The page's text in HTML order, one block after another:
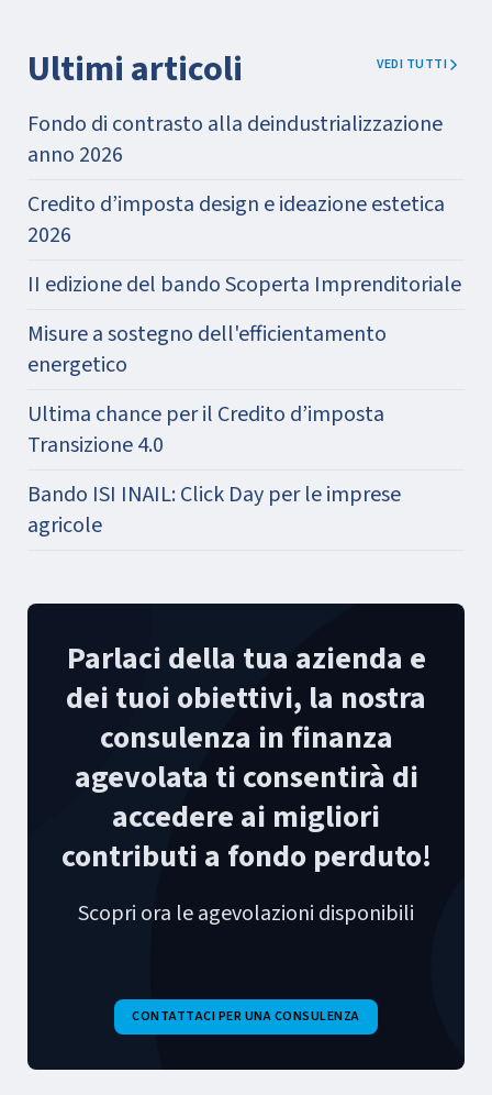
Ultimi articoli VEDI TUTTI
Fondo di contrasto alla deindustrializzazione
anno 2026
Credito d’imposta design e ideazione estetica
2026
II edizione del bando Scoperta Imprenditoriale
Misure a sostegno dell'efficientamento
energetico
Ultima chance per il Credito d’imposta
Transizione 4.0
Bando ISI INAIL: Click Day per le imprese
agricole
Parlaci della tua azienda e
dei tuoi obiettivi, la nostra
consulenza in finanza
agevolata ti consentirà di
accedere ai migliori
contributi a fondo perduto!
Scopri ora le agevolazioni disponibili
CONTATTACI PER UNA CONSULENZA